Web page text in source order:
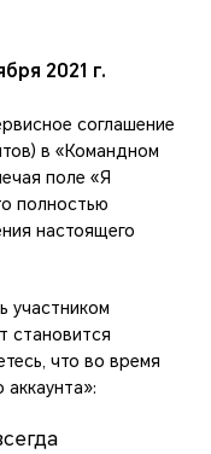
2021 г.
соглашение
в «Командном
поле «Я
полностью
настоящего
участником
становится
что во время